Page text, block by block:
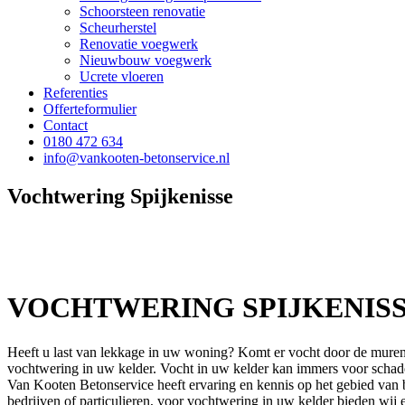
Schoorsteen renovatie
Scheurherstel
Renovatie voegwerk
Nieuwbouw voegwerk
Ucrete vloeren
Referenties
Offerteformulier
Contact
0180 472 634
info@vankooten-betonservice.nl
Vochtwering Spijkenisse
VOCHTWERING
Heeft u last van lekkage in uw woning? Komt er vocht door de
vochtwering in uw kelder. Vocht in uw kelder kan immers voor
Van Kooten Betonservice heeft ervaring en kennis op het gebied
bedrijven of particulieren, voor vochtwering in uw kelder bieden wij